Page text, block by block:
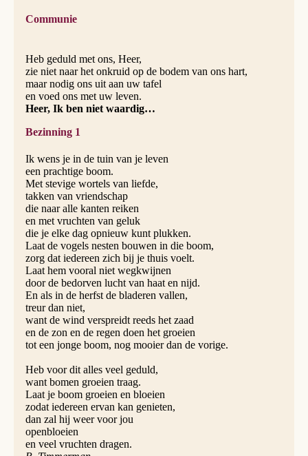
Communie
Heb geduld met ons, Heer,
zie niet naar het onkruid op de bodem van ons hart,
maar nodig ons uit aan uw tafel
en voed ons met uw leven.
Heer, Ik ben niet waardig…
Bezinning 1
Ik wens je in de tuin van je leven
een prachtige boom.
Met stevige wortels van liefde,
takken van vriendschap
die naar alle kanten reiken
en met vruchten van geluk
die je elke dag opnieuw kunt plukken.
Laat de vogels nesten bouwen in die boom,
zorg dat iedereen zich bij je thuis voelt.
Laat hem vooral niet wegkwijnen
door de bedorven lucht van haat en nijd.
En als in de herfst de bladeren vallen,
treur dan niet,
want de wind verspreidt reeds het zaad
en de zon en de regen doen het groeien
tot een jonge boom, nog mooier dan de vorige.
Heb voor dit alles veel geduld,
want bomen groeien traag.
Laat je boom groeien en bloeien
zodat iedereen ervan kan genieten,
dan zal hij weer voor jou
openbloeien
en veel vruchten dragen.